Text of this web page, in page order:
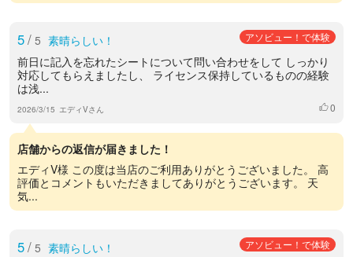
5/ 5 素晴らしい！ アソビュー！で体験
前日に記入を忘れたシートについて問い合わせをして しっかり
対応してもらえましたし、 ライセンス保持しているものの経験
は浅...
2026/3/15 エディVさん いいね
0
店舗からの返信が届きました！
エディV様 この度は当店のご利用ありがとうございました。 高
評価とコメントもいただきましてありがとうございます。 天
気...
5/ 5 素晴らしい！ アソビュー！で体験